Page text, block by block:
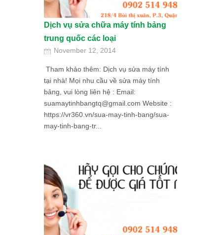
Dịch vụ sửa chữa máy tính bảng
trung quốc các loại
November 12, 2014
Tham khảo thêm: Dịch vụ sửa máy tính
tại nhà! Mọi nhu cầu về sửa máy tính
bảng, vui lòng liên hệ : Email:
suamaytinhbangtq@gmail.com Website :
https://vr360.vn/sua-may-tinh-bang/sua-
may-tinh-bang-tr...